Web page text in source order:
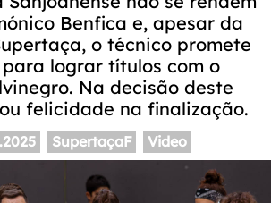
Benfica e, apesar da
o técnico promete
lograr títulos com o
Na decisão deste
felicidade na finalização.
SupertaçaF Video